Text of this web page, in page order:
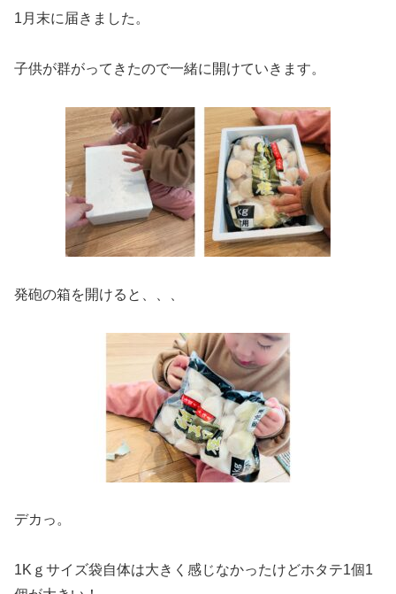
1月末に届きました。
子供が群がってきたので一緒に開けていきます。
発砲の箱を開けると、、、
デカっ。
1Kｇサイズ袋自体は大きく感じなかったけどホタテ1個1